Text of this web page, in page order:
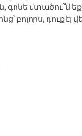
գոնե մտածու՞մ
բոլորս, դուք